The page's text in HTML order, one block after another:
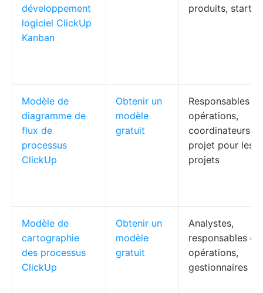
développement
logiciel ClickUp
Kanban
produits,
Modèle de
diagramme de
flux de
processus
ClickUp
Obtenir un
modèle
gratuit
Responsables
opérations,
coordinateurs
projet pour les
projets
Modèle de
cartographie
des processus
ClickUp
Obtenir un
modèle
gratuit
Analystes,
responsables
opérations,
gestionnaires